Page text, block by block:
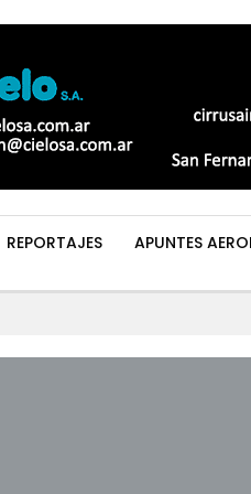
REPORTAJES APUNTES